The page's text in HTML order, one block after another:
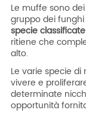
Le muffe sono
gruppo dei
specie classificate
ritiene che
alto.
Le varie specie
vivere e
determinate
opportunità